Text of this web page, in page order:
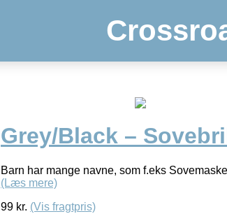
Grey/Black –
Barn har mange navne, som f.eks
(Læs mere)
99 kr. (Vis fragtpris)